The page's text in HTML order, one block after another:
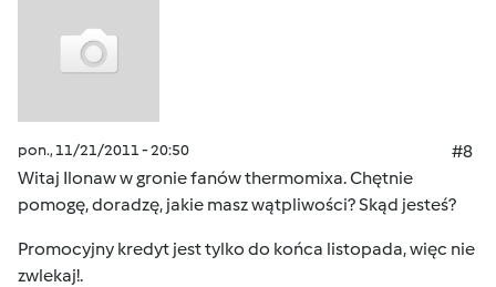
pon., 11/21/2011 - 20:50
#8
Witaj Ilonaw w gronie fanów thermomixa. Chętnie
pomogę, doradzę, jakie masz wątpliwości? Skąd jesteś?
Promocyjny kredyt jest tylko do końca listopada, więc nie
zwlekaj!.